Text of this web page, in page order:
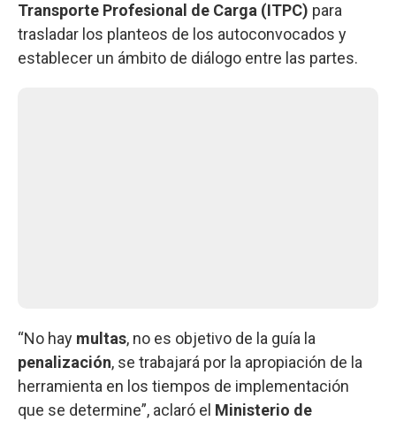
Transporte Profesional de Carga (ITPC) para
trasladar los planteos de los autoconvocados y
establecer un ámbito de diálogo entre las partes.
“No hay multas, no es objetivo de la guía la
penalización, se trabajará por la apropiación de la
herramienta en los tiempos de implementación
que se determine”, aclaró el Ministerio de